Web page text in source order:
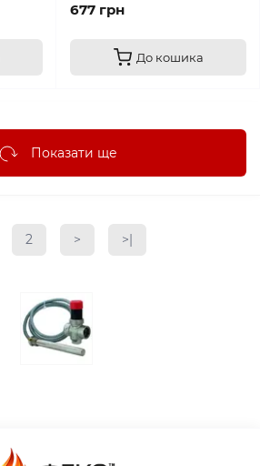
677 грн
До кошика
Показати ще
2 > >|